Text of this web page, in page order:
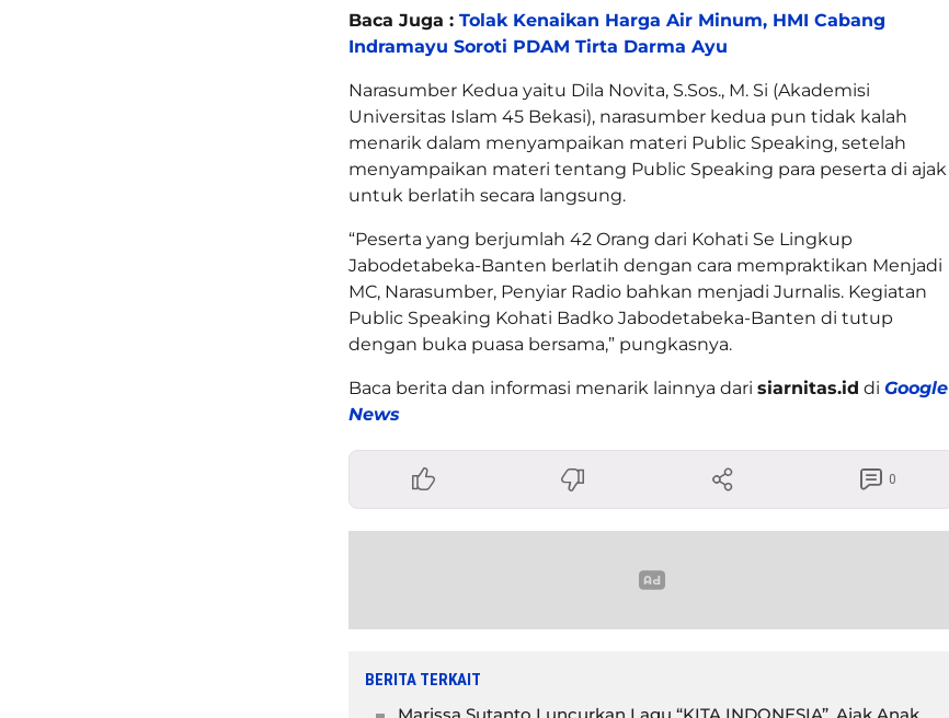
Baca Juga : Tolak Kenaikan Harga Air Minum, HMI Cabang
Indramayu Soroti PDAM Tirta Darma Ayu
Narasumber Kedua yaitu Dila Novita, S.Sos., M. Si (Akademisi
Universitas Islam 45 Bekasi), narasumber kedua pun tidak kalah
menarik dalam menyampaikan materi Public Speaking, setelah
menyampaikan materi tentang Public Speaking para peserta di ajak
untuk berlatih secara langsung.
“Peserta yang berjumlah 42 Orang dari Kohati Se Lingkup
Jabodetabeka-Banten berlatih dengan cara mempraktikan Menjadi
MC, Narasumber, Penyiar Radio bahkan menjadi Jurnalis. Kegiatan
Public Speaking Kohati Badko Jabodetabeka-Banten di tutup
dengan buka puasa bersama,” pungkasnya.
Baca berita dan informasi menarik lainnya dari siarnitas.id di Google
News
0
BERITA TERKAIT